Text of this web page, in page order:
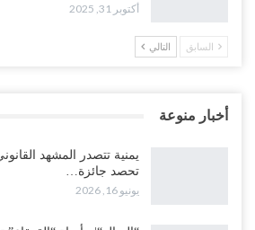
أكتوبر 31, 2025
السابق التالي
أخبار منوعة
يمنية تتصدر المشهد
تحصد جائزة…
يونيو 16, 2026